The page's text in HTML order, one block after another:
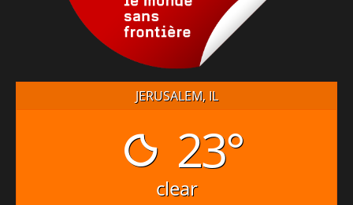
JERUSALEM, IL
23°
clear